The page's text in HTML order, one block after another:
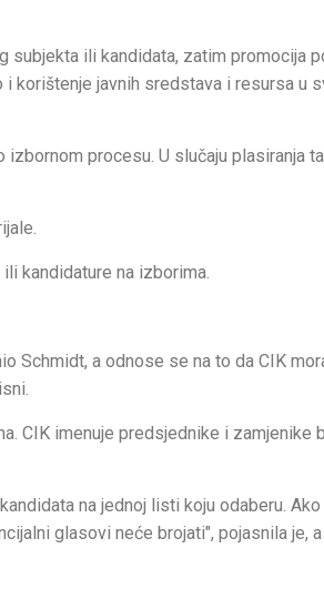
subjekta ili kandidata, zatim promocija
korištenje javnih sredstava i resursa u
procesu. U slučaju plasiranja
kandidature na izborima.
Schmidt, a odnose se na to da CIK
CIK imenuje predsjednike i zamjenike
na jednoj listi koju odaberu. Ako
glasovi neće brojati", pojasnila je,